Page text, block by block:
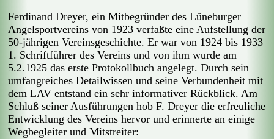
Ferdinand Dreyer, ein Mitbegründer des Lüneburger
Angelsportvereins von 1923 verfaßte eine Aufstellung der
50-jährigen Vereinsgeschichte. Er war von 1924 bis 1933
1. Schriftführer des Vereins und von ihm wurde am
5.2.1925 das erste Protokollbuch angelegt. Durch sein
umfangreiches Detailwissen und seine Verbundenheit mit
dem LAV entstand ein sehr informativer Rückblick. Am
Schluß seiner Ausführungen hob F. Dreyer die erfreuliche
Entwicklung des Vereins hervor und erinnerte an einige
Wegbegleiter und Mitstreiter: